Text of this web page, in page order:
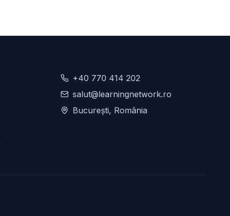
+40 770 414 202
salut@learningnetwork.ro
București, România